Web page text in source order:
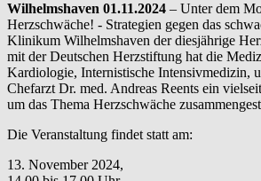
Wilhelmshaven 01.11.2024 – Unter dem
Herzschwäche! - Strategien gegen das
Klinikum Wilhelmshaven der diesjährige
mit der Deutschen Herzstiftung hat die
Kardiologie, Internistische Intensivmedizin,
Chefarzt Dr. med. Andreas Reents ein
um das Thema Herzschwäche
Die Veranstaltung findet statt am:
13. November 2024,